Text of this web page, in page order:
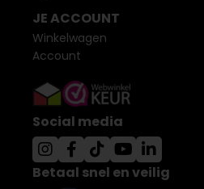
JE ACCOUNT
Winkelwagen
Account
Social media
Betaal snel en veilig